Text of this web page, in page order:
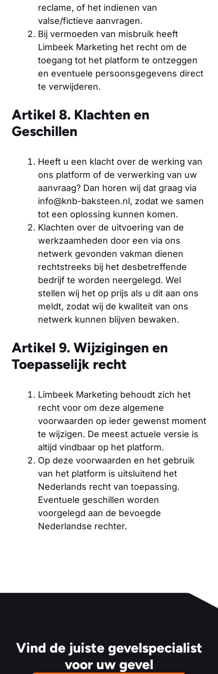
reclame, of het indienen van
valse/fictieve aanvragen.
Bij vermoeden van misbruik heeft
Limbeek Marketing het recht om de
toegang tot het platform te ontzeggen
en eventuele persoonsgegevens direct
te verwijderen.
Artikel 8. Klachten en
Geschillen
Heeft u een klacht over de werking van
ons platform of de verwerking van uw
aanvraag? Dan horen wij dat graag via
info@knb-baksteen.nl, zodat we samen
tot een oplossing kunnen komen.
Klachten over de uitvoering van de
werkzaamheden door een via ons
netwerk gevonden vakman dienen
rechtstreeks bij het desbetreffende
bedrijf te worden neergelegd. Wel
stellen wij het op prijs als u dit aan ons
meldt, zodat wij de kwaliteit van ons
netwerk kunnen blijven bewaken.
Artikel 9. Wijzigingen en
Toepasselijk recht
Limbeek Marketing behoudt zich het
recht voor om deze algemene
voorwaarden op ieder gewenst moment
te wijzigen. De meest actuele versie is
altijd vindbaar op het platform.
Op deze voorwaarden en het gebruik
van het platform is uitsluitend het
Nederlands recht van toepassing.
Eventuele geschillen worden
voorgelegd aan de bevoegde
Nederlandse rechter.
Vind de juiste gevelspecialist
voor uw gevel